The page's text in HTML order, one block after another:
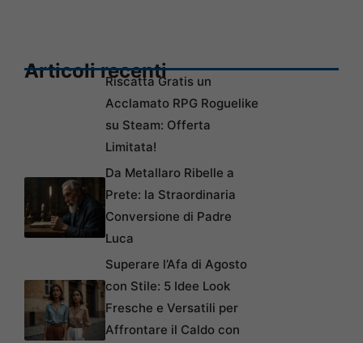
Articoli recenti
Riscatta Gratis un
Acclamato RPG Roguelike
su Steam: Offerta
Limitata!
Da Metallaro Ribelle a
Prete: la Straordinaria
Conversione di Padre
Luca
Superare l’Afa di Agosto
con Stile: 5 Idee Look
Fresche e Versatili per
Affrontare il Caldo con